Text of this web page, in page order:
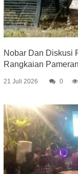
Nobar Dan Diskusi
Rangkaian
21 Juli 2026 0